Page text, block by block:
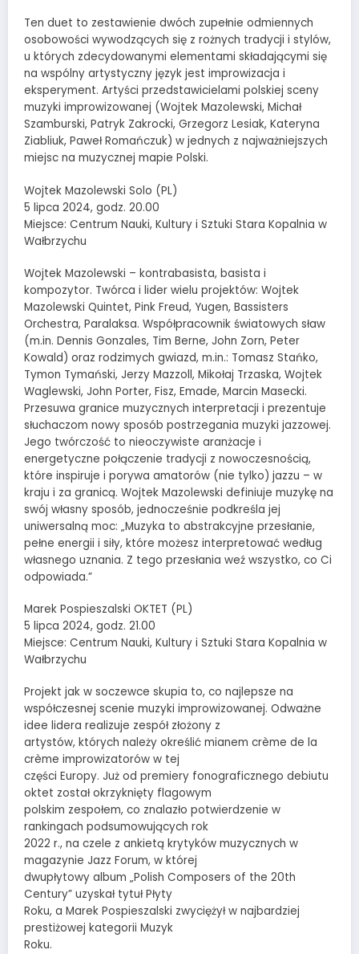
Ten duet to zestawienie dwóch zupełnie odmiennych
osobowości wywodzących się z rożnych tradycji i stylów,
u których zdecydowanymi elementami składającymi się
na wspólny artystyczny język jest improwizacja i
eksperyment. Artyści przedstawicielami polskiej sceny
muzyki improwizowanej (Wojtek Mazolewski, Michał
Szamburski, Patryk Zakrocki, Grzegorz Lesiak, Kateryna
Ziabliuk, Paweł Romańczuk) w jednych z najważniejszych
miejsc na muzycznej mapie Polski.
Wojtek Mazolewski Solo (PL)
5 lipca 2024, godz. 20.00
Miejsce: Centrum Nauki, Kultury i Sztuki Stara Kopalnia w
Wałbrzychu
Wojtek Mazolewski – kontrabasista, basista i
kompozytor. Twórca i lider wielu projektów: Wojtek
Mazolewski Quintet, Pink Freud, Yugen, Bassisters
Orchestra, Paralaksa. Współpracownik światowych sław
(m.in. Dennis Gonzales, Tim Berne, John Zorn, Peter
Kowald) oraz rodzimych gwiazd, m.in.: Tomasz Stańko,
Tymon Tymański, Jerzy Mazzoll, Mikołaj Trzaska, Wojtek
Waglewski, John Porter, Fisz, Emade, Marcin Masecki.
Przesuwa granice muzycznych interpretacji i prezentuje
słuchaczom nowy sposób postrzegania muzyki jazzowej.
Jego twórczość to nieoczywiste aranżacje i
energetyczne połączenie tradycji z nowoczesnością,
które inspiruje i porywa amatorów (nie tylko) jazzu – w
kraju i za granicą. Wojtek Mazolewski definiuje muzykę na
swój własny sposób, jednocześnie podkreśla jej
uniwersalną moc: „Muzyka to abstrakcyjne przesłanie,
pełne energii i siły, które możesz interpretować według
własnego uznania. Z tego przesłania weź wszystko, co Ci
odpowiada.”
Marek Pospieszalski OKTET (PL)
5 lipca 2024, godz. 21.00
Miejsce: Centrum Nauki, Kultury i Sztuki Stara Kopalnia w
Wałbrzychu
Projekt jak w soczewce skupia to, co najlepsze na
współczesnej scenie muzyki improwizowanej. Odważne
idee lidera realizuje zespół złożony z
artystów, których należy określić mianem crème de la
crème improwizatorów w tej
części Europy. Już od premiery fonograficznego debiutu
oktet został okrzyknięty flagowym
polskim zespołem, co znalazło potwierdzenie w
rankingach podsumowujących rok
2022 r., na czele z ankietą krytyków muzycznych w
magazynie Jazz Forum, w której
dwupłytowy album „Polish Composers of the 20th
Century” uzyskał tytuł Płyty
Roku, a Marek Pospieszalski zwyciężył w najbardziej
prestiżowej kategorii Muzyk
Roku.